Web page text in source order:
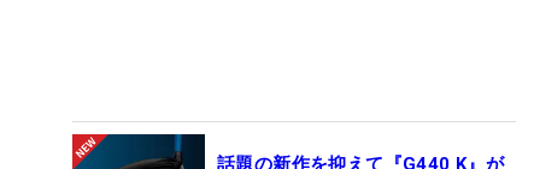
話題の新作を抑えて『G440 K』が